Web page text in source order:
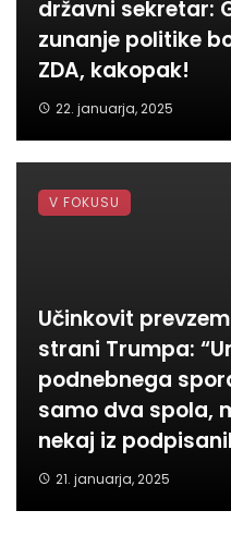
državni sekretar:
zunanje politike
ZDA, kakopak!
22. januarja, 2025
Učinkovit
strani Trumpa:
podnebnega
samo dva spola,
nekaj iz
21. januarja, 2025
V FOKUSU